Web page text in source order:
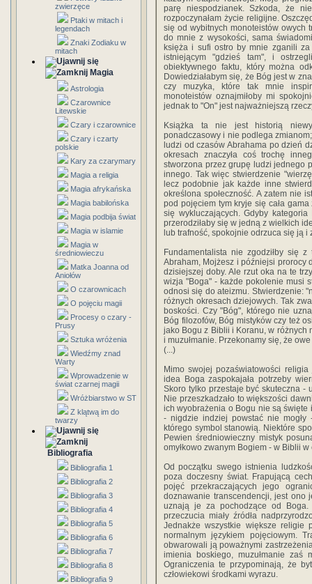
zwierzęce
Ptaki w mitach i
legendach
Znaki Zodiaku w
mitach
Magia
Astrologia
Czarownice
Litewskie
Czary i czarownice
Czary i czarty
polskie
Kary za czarymary
Magia a religia
Magia afrykańska
Magia babilońska
Magia podbija świat
Magia w islamie
Magia w
średniowieczu
Matka Joanna od
Aniołów
O czarownicach
O pojęciu magii
Procesy o czary -
Prusy
Sztuka wróżenia
Wiedźmy znad
Warty
Wprowadzenie w
świat czarnej magii
Wróżbiarstwo w ST
Z klątwą im do
twarzy
Bibliografia
Bibliografia 1
Bibliografia 2
Bibliografia 3
Bibliografia 4
Bibliografia 5
Bibliografia 6
Bibliografia 7
Bibliografia 8
Bibliografia 9
parę niespodzianek. Szkoda, że
rozpoczynałam życie religijne.
się od wybitnych monoteistów owych
do mnie z wysokości, sama
księża i sufi ostro by mnie zganili
istniejącym "gdzieś tam", i
obiektywnego faktu, który można
Dowiedziałabym się, że Bóg jest w
czy muzyka, które tak mnie
monoteistów oznajmiłoby mi
jednak to "On" jest najważniejszą
Książka ta nie jest historią
ponadczasowy i nie podlega
ludzi od czasów Abrahama po dzień
okresach znaczyła coś trochę
stworzona przez grupę ludzi jednego
innego. Tak więc stwierdzenie
lecz podobnie jak każde inne
określona społeczność. A zatem nie
pod pojęciem tym kryje się cała
się wykluczających. Gdyby
przerodziłaby się w jedną z wielkich
lub trafność, spokojnie odrzuca się ją
Fundamentalista nie zgodziłby się
Abraham, Mojżesz i późniejsi prorocy
dzisiejszej doby. Ale rzut oka na te
wizja "Boga" - każde pokolenie musi
odnosi się do ateizmu. Stwierdzenie:
różnych okresach dziejowych. Tak
boskości. Czy "Bóg", którego nie
Bóg filozofów, Bóg mistyków czy też
jako Bogu z Biblii i Koranu, w różnych
i muzułmanie. Przekonamy się, że
(...)
Mimo swojej pozaświatowości
idea Boga zaspokajała potrzeby
Skoro tylko przestaje być skuteczna -
Nie przeszkadzało to większości
ich wyobrażenia o Bogu nie są święte
- nigdzie indziej powstać nie
którego symbol stanowią. Niektóre
Pewien średniowieczny mistyk
omyłkowo zwanym Bogiem - w Biblii
Od początku swego istnienia
poza doczesny świat. Frapującą
pojęć przekraczających jego
doznawanie transcendencji, jest ono
uznają je za pochodzące od
przeczucia miały źródła
Jednakże wszystkie większe
normalnym językiem pojęciowym.
obwarowali ją poważnymi
imienia boskiego, muzułmanie zaś
Ograniczenia te przypominają, że
człowiekowi środkami wyrazu.